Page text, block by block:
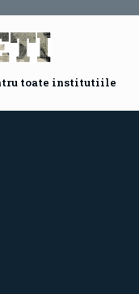
toate institutiile